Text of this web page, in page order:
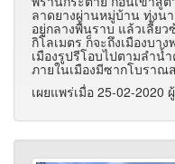
ลาดยางผ่านหมู่บ้าน ทุ่งน
อยู่กลางพื้นราบ แล้วเลี้ย
กิโลเมตร ก็จะถึงเมืองบา
เมืองรูปรีโอบไปตามลำน้
ภายในเมืองมีซากโบราณ
เผยแพร่เมื่อ 25-02-2020